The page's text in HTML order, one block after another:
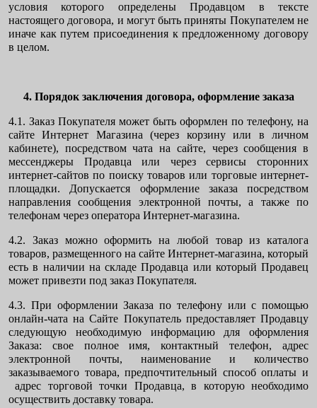
условия которого определены Продавцом в тексте
настоящего договора, и могут быть приняты Покупателем не
иначе как путем присоединения к предложенному договору
в целом.
4. Порядок заключения договора, оформление заказа
4.1. Заказ Покупателя может быть оформлен по телефону, на
сайте Интернет Магазина (через корзину или в личном
кабинете), посредством чата на сайте, через сообщения в
мессенджеры Продавца или через сервисы сторонних
интернет-сайтов по поиску товаров или торговые интернет-
площадки. Допускается оформление заказа посредством
направления сообщения электронной почты, а также по
телефонам через оператора Интернет-магазина.
4.2. Заказ можно оформить на любой товар из каталога
товаров, размещенного на сайте Интернет-магазина, который
есть в наличии на складе Продавца или который Продавец
может привезти под заказ Покупателя.
4.3. При оформлении Заказа по телефону или с помощью
онлайн-чата на Сайте Покупатель предоставляет Продавцу
следующую необходимую информацию для оформления
Заказа: свое полное имя, контактный телефон, адрес
электронной почты, наименование и количество
заказываемого товара, предпочтительный способ оплаты и
адрес торговой точки Продавца, в которую необходимо
осуществить доставку товара.